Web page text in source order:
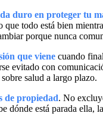
duro en proteger tu
que todo está bien
porque nunca
que viene cuando
evitado con
salud a largo plazo.
de propiedad. No
dónde está parada